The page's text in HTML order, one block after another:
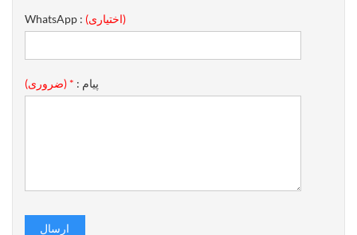
WhatsApp : (اختیاری)
پیام : * (ضروری)